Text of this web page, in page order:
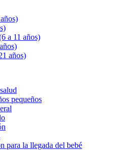
a 11 años)
años)
pequeños
para la llegada del bebé